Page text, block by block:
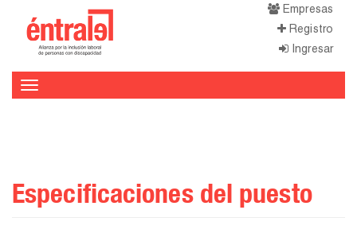
Empresas
Registro
Ingresar
Especificaciones del puesto